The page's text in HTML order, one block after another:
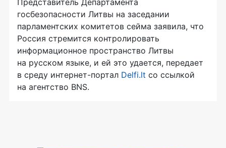
Представитель Департамента
госбезопасности Литвы на заседании
парламентских комитетов сейма заявила, что
Россия стремится контролировать
информационное пространство Литвы
на русском языке, и ей это удается, передает
в среду интернет-портал Delfi.lt со ссылкой
на агентство BNS.